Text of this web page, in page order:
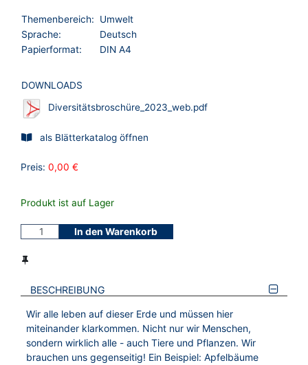
Themenbereich:
Umwelt
Sprache:
Deutsch
Papierformat:
DIN A4
DOWNLOADS
Diversitätsbroschüre_2023_web.pdf
als Blätterkatalog öffnen
Preis: 0,00 €
Produkt ist auf Lager
In den Warenkorb
BESCHREIBUNG
Wir alle leben auf dieser Erde und müssen hier
miteinander klarkommen. Nicht nur wir Menschen,
sondern wirklich alle - auch Tiere und Pflanzen. Wir
brauchen uns gegenseitig! Ein Beispiel: Apfelbäume